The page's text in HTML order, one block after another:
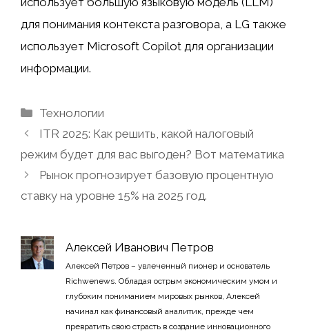
для понимания контекста разговора, а LG также
использует Microsoft Copilot для организации
информации.
Рубрики
Технологии
ITR 2025: Как решить, какой налоговый
режим будет для вас выгоден? Вот математика
Рынок прогнозирует базовую процентную
ставку на уровне 15% на 2025 год.
Алексей Иванович Петров
Алексей Петров – увлеченный пионер и основатель
Richwenews. Обладая острым экономическим умом и
глубоким пониманием мировых рынков, Алексей
начинал как финансовый аналитик, прежде чем
превратить свою страсть в создание инновационного